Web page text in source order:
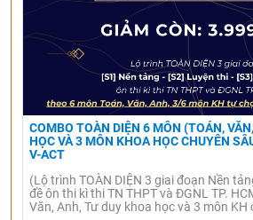
COMBO TOÀN DIỆN 6 MÔN (TOÁN,
HỌC VÀ 3 MÔN KHOA HỌC CHUYÊN
V-ACT
(Lộ trình TOÀN DIỆN 3 giai đoạn Nền
đề ôn thi kì thi TN THPT và ĐGNL TP.
Văn, Anh, Tư duy khoa học và 3 môn